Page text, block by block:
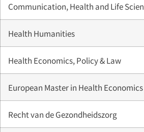
Communication, Health and Life
Health Humanities
Health Economics, Policy & Law
European Master in Health
Recht van de Gezondheidszorg